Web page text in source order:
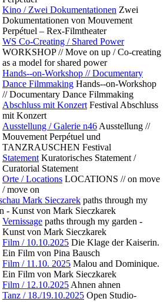
Kino / Zwei Dokumentationen Zwei
Dokumentationen von Mouvement
Perpétuel – Rex-Filmtheater
WS Co-Creating / Shared Power
WORKSHOP // Move on up / Co-creating
as a model for shared power
Hands--on-Workshop // Documentary
Dance Filmmaking Hands--on-Workshop
// Documentary Dance Filmmaking
Abschluss mit Konzert Festival Abschluss
mit Konzert
Ausstellung / Galerie n46 Ausstellung //
Mouvement Perpétuel und
TANZRAUSCHEN Festival
Statement Kuratorisches Statement /
Curatorial Statement
Orte / Locations LOCATIONS // on move
/ move on
Mark Sieczarek paths through my
- Kunst von Mark Sieczkarek
Vernissage paths through my garden -
Kunst von Mark Sieczkarek
Film / 10.10.2025 Die Klage der Kaiserin.
Ein Film von Pina Bausch
Film / 11.10. 2025 Malou and Dominique.
Ein Film von Mark Sieczkarek
Film / 12.10.2025 Ahnen ahnen
Tanz / 18./19.10.2025 Open Studio-